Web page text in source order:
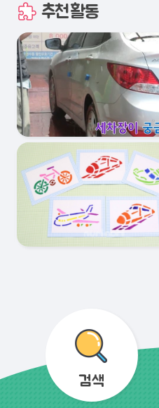
추천활동
검색